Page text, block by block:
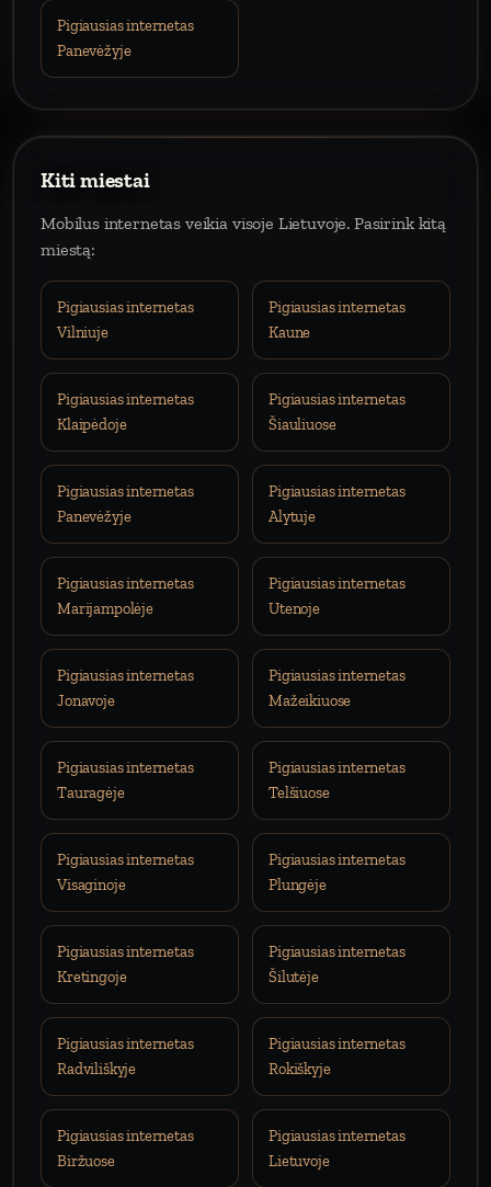
Pigiausias internetas
Panevėžyje
Kiti miestai
Mobilus internetas veikia visoje Lietuvoje. Pasirink kitą
miestą:
Pigiausias internetas
Vilniuje
Pigiausias internetas
Kaune
Pigiausias internetas
Klaipėdoje
Pigiausias internetas
Šiauliuose
Pigiausias internetas
Panevėžyje
Pigiausias internetas
Alytuje
Pigiausias internetas
Marijampolėje
Pigiausias internetas
Utenoje
Pigiausias internetas
Jonavoje
Pigiausias internetas
Mažeikiuose
Pigiausias internetas
Tauragėje
Pigiausias internetas
Telšiuose
Pigiausias internetas
Visaginoje
Pigiausias internetas
Plungėje
Pigiausias internetas
Kretingoje
Pigiausias internetas
Šilutėje
Pigiausias internetas
Radviliškyje
Pigiausias internetas
Rokiškyje
Pigiausias internetas
Biržuose
Pigiausias internetas
Lietuvoje